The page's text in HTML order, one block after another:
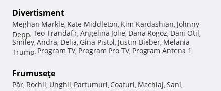
Divertisment
Meghan Markle, Kate Middleton, Kim Kardashian, Johnny
Depp, Teo Trandafir, Angelina Jolie, Dana Rogoz, Dani Otil,
Smiley, Andra, Delia, Gina Pistol, Justin Bieber, Melania
Trump, Program TV, Program Pro TV, Program Antena 1
Frumuseţe
Păr, Rochii, Unghii, Parfumuri, Coafuri, Machiaj, Sani,